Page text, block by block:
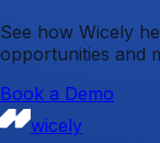
See how Wicely
opportunities and
Book a Demo
wicely